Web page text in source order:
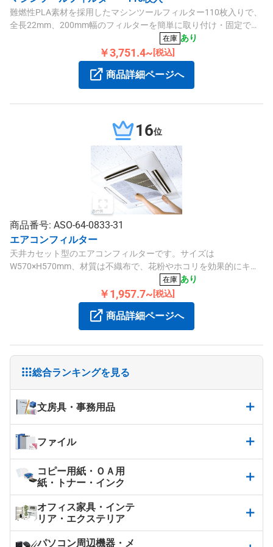
総合ランキングを見る
文房具・事務用品
ファイル
コピー用紙・ＯＡ用
紙・トナー・インク
オフィス家具・インテ
リア・エクステリア
パソコン周辺機器・メ
難燃性PLA素材を採用したマシンツールフィルター110枚入りで、
全長22mm、200mm幅のフィルターを簡単に取り付け・固定でき
在庫 あり
￥3,751.4~ [税込]
商品詳細ページへ
16位
商品番号: ASO-64-0833-31
エアコンフィルター
天井カセット型のエアコンフィルターです。サイズは
W570×H570mm、材質は不織布で、花粉やホコリを効果的にキャ
ッチし、集塵機能に優れています。2枚入り。
在庫 あり
￥1,957.7~ [税込]
商品詳細ページへ